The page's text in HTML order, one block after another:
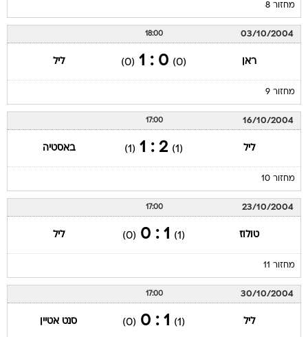
מחזור 8
03/10/2004
18:00
ראן (0)
0 : 1
(0) ליל
מחזור 9
16/10/2004
17:00
ליל (1)
2 : 1
(1) באסטיה
מחזור 10
23/10/2004
17:00
טולוז (1)
1 : 0
(0) ליל
מחזור 11
30/10/2004
17:00
ליל (1)
1 : 0
(0) סנט אטיין